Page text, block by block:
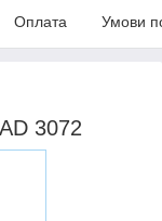
Оплата Умови
3072